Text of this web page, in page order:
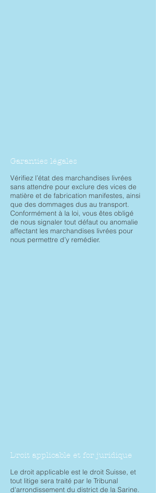
Garanties légales
Vérifiez l’état des marchandises livrées
sans attendre pour exclure des vices de
matière et de fabrication manifestes, ainsi
que des dommages dus au transport.
Conformément à la loi, vous êtes obligé
de nous signaler tout défaut ou anomalie
affectant les marchandises livrées pour
nous permettre d’y remédier.
Droit applicable et for juridique
Le droit applicable est le droit Suisse, et
tout litige sera traité par le Tribunal
d'arrondissement du district de la Sarine.